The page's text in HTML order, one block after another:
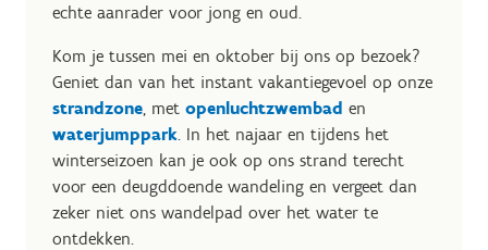
echte aanrader voor jong en oud.
Kom je tussen mei en oktober bij ons op bezoek?
Geniet dan van het instant vakantiegevoel op onze
strandzone , met openluchtzwembad en
waterjumppark . In het najaar en tijdens het
winterseizoen kan je ook op ons strand terecht
voor een deugddoende wandeling en vergeet dan
zeker niet ons wandelpad over het water te
ontdekken.